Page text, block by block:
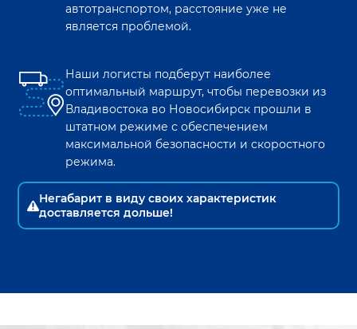
автотранспортом, расстояние уже не
является проблемой.
Наши логисты подберут наиболее
оптимальный маршрут, чтобы перевозки из
Владивостока во Новосибирск прошли в
штатном режиме с обеспечением
максимальной безопасности и скоростного
режима.
Негабарит в виду своих характеристик
доставляется дольше!